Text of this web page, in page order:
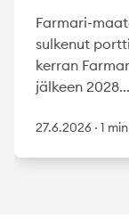
Farmari-
sulkenut
kerran
jälkeen
27.6.2026 · 1